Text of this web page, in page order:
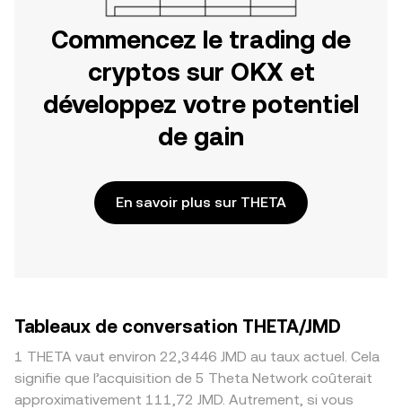
Commencez le trading de
cryptos sur OKX et
développez votre potentiel
de gain
En savoir plus sur THETA
Tableaux de conversation THETA/JMD
1 THETA vaut environ 22,3446 JMD au taux actuel. Cela
signifie que l’acquisition de 5 Theta Network coûterait
approximativement 111,72 JMD. Autrement, si vous